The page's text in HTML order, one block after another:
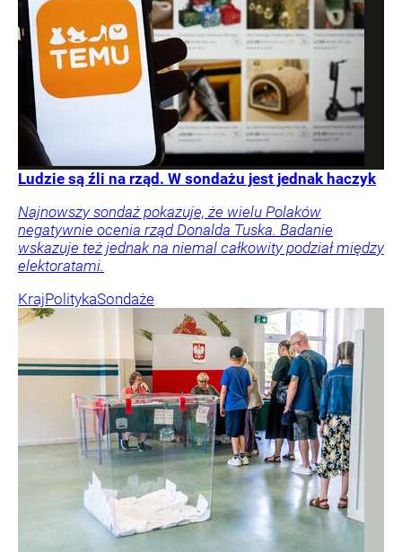
Ludzie są źli na rząd. W sondażu jest jednak haczyk
Najnowszy sondaż pokazuje, że wielu Polaków
negatywnie ocenia rząd Donalda Tuska. Badanie
wskazuje też jednak na niemal całkowity podział między
elektoratami.
KrajPolitykaSondaże